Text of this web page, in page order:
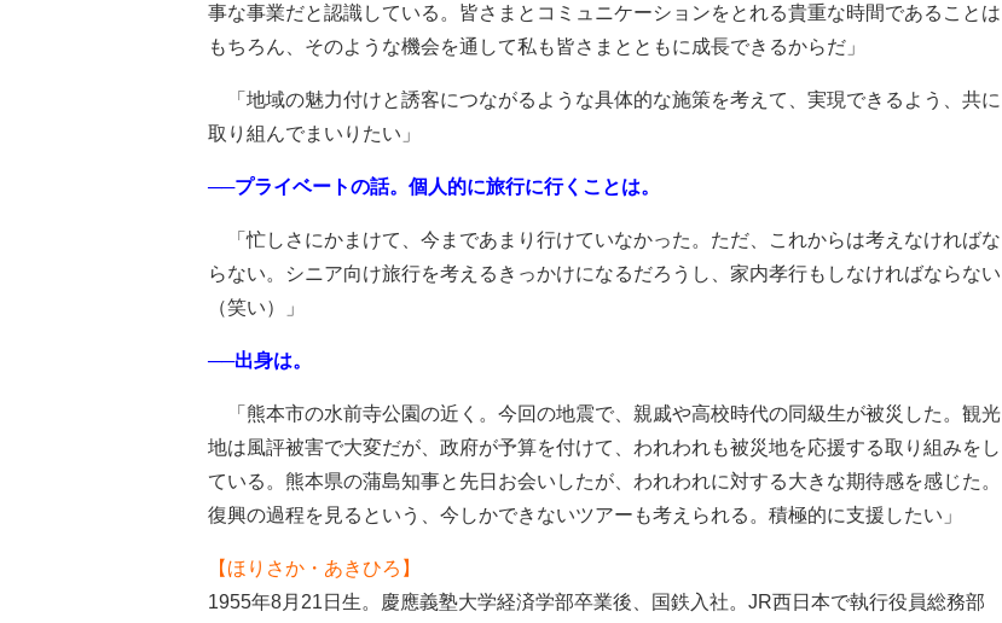
事な事業だと認識している。皆さまとコミュニケーションをとれる貴重な時間であることは
もちろん、そのような機会を通して私も皆さまとともに成長できるからだ」
「地域の魅力付けと誘客につながるような具体的な施策を考えて、実現できるよう、共に
取り組んでまいりたい」
──プライベートの話。個人的に旅行に行くことは。
「忙しさにかまけて、今まであまり行けていなかった。ただ、これからは考えなければな
らない。シニア向け旅行を考えるきっかけになるだろうし、家内孝行もしなければならない
（笑い）」
──出身は。
「熊本市の水前寺公園の近く。今回の地震で、親戚や高校時代の同級生が被災した。観光
地は風評被害で大変だが、政府が予算を付けて、われわれも被災地を応援する取り組みをし
ている。熊本県の蒲島知事と先日お会いしたが、われわれに対する大きな期待感を感じた。
復興の過程を見るという、今しかできないツアーも考えられる。積極的に支援したい」
【ほりさか・あきひろ】
1955年8月21日生。慶應義塾大学経済学部卒業後、国鉄入社。JR西日本で執行役員総務部